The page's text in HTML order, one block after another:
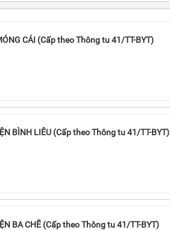
lý hành nghề YDTN
chức cán bộ
ngành Y tế
CÁI (Cấp theo Thông tu 41/TT-BYT)
BÌNH LIÊU (Cấp theo Thông tu 41/TT-BYT)
BA CHẼ (Cấp theo Thông tu 41/TT-BYT)